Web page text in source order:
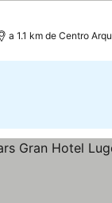
a 1.1 km de Centro